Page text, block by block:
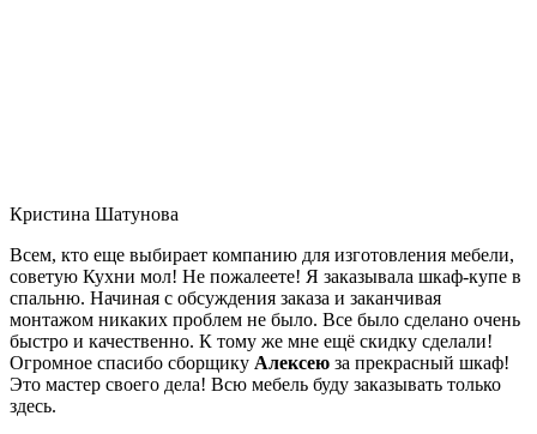
Кристина Шатунова
Всем, кто еще выбирает компанию для изготовления мебели,
советую Кухни мол! Не пожалеете! Я заказывала шкаф-купе в
спальню. Начиная с обсуждения заказа и заканчивая
монтажом никаких проблем не было. Все было сделано очень
быстро и качественно. К тому же мне ещё скидку сделали!
Огромное спасибо сборщику Алексею за прекрасный шкаф!
Это мастер своего дела! Всю мебель буду заказывать только
здесь.